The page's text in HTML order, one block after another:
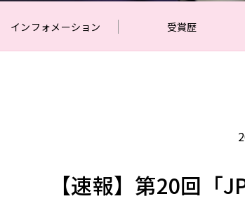
インフォメーション 受賞歴
【速報】第20回「